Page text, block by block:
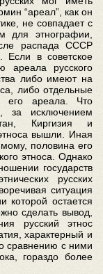
“ареал”, как он
не совпадает с
для этнографии,
распада СССР
Если в советское
ареала русского
либо имеют на
либо отдельные
его ареала. Что
за исключением
Киргизия и
вышли. Иная
половина его
этноса. Однако
государств
русских
ситуация
которой остается
сделать вывод,
русский этнос
характерный и
сравнению с ними
гораздо более